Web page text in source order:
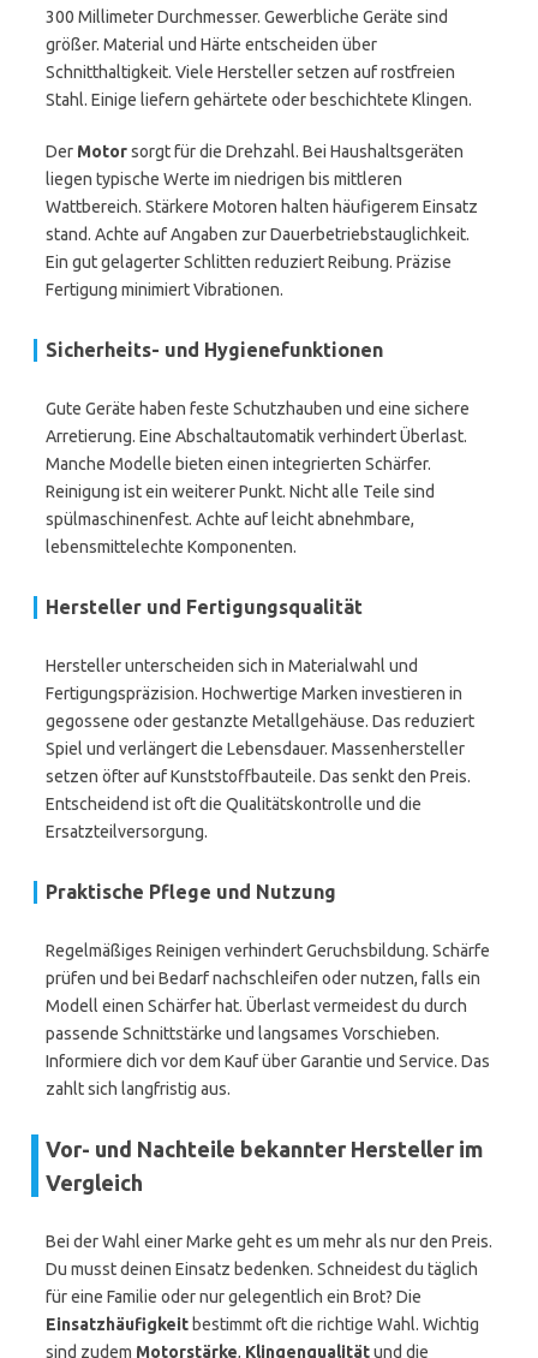
300 Millimeter Durchmesser. Gewerbliche Geräte sind
größer. Material und Härte entscheiden über
Schnitthaltigkeit. Viele Hersteller setzen auf rostfreien
Stahl. Einige liefern gehärtete oder beschichtete Klingen.
Der Motorsorgt für die Drehzahl. Bei Haushaltsgeräten
liegen typische Werte im niedrigen bis mittleren
Wattbereich. Stärkere Motoren halten häufigerem Einsatz
stand. Achte auf Angaben zur Dauerbetriebstauglichkeit.
Ein gut gelagerter Schlitten reduziert Reibung. Präzise
Fertigung minimiert Vibrationen.
Sicherheits- und Hygienefunktionen
Gute Geräte haben feste Schutzhauben und eine sichere
Arretierung. Eine Abschaltautomatik verhindert Überlast.
Manche Modelle bieten einen integrierten Schärfer.
Reinigung ist ein weiterer Punkt. Nicht alle Teile sind
spülmaschinenfest. Achte auf leicht abnehmbare,
lebensmittelechte Komponenten.
Hersteller und Fertigungsqualität
Hersteller unterscheiden sich in Materialwahl und
Fertigungspräzision. Hochwertige Marken investieren in
gegossene oder gestanzte Metallgehäuse. Das reduziert
Spiel und verlängert die Lebensdauer. Massenhersteller
setzen öfter auf Kunststoffbauteile. Das senkt den Preis.
Entscheidend ist oft die Qualitätskontrolle und die
Ersatzteilversorgung.
Praktische Pflege und Nutzung
Regelmäßiges Reinigen verhindert Geruchsbildung. Schärfe
prüfen und bei Bedarf nachschleifen oder nutzen, falls ein
Modell einen Schärfer hat. Überlast vermeidest du durch
passende Schnittstärke und langsames Vorschieben.
Informiere dich vor dem Kauf über Garantie und Service. Das
zahlt sich langfristig aus.
Vor- und Nachteile bekannter Hersteller im
Vergleich
Bei der Wahl einer Marke geht es um mehr als nur den Preis.
Du musst deinen Einsatz bedenken. Schneidest du täglich
für eine Familie oder nur gelegentlich ein Brot? Die
Einsatzhäufigkeit bestimmt oft die richtige Wahl. Wichtig
sind zudem Motorstärke, Klingenqualitätund die